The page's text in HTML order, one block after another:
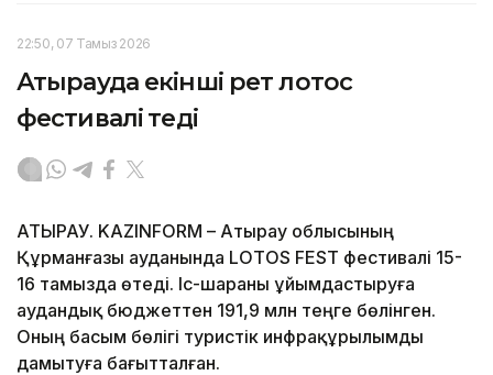
22:50, 07 Тамыз 2026
Атырауда екінші рет лотос
фестивалі өтеді
АТЫРАУ. KAZINFORM – Атырау облысының
Құрманғазы ауданында LOTOS FEST фестивалі 15-
16 тамызда өтеді. Іс-шараны ұйымдастыруға
аудандық бюджеттен 191,9 млн теңге бөлінген.
Оның басым бөлігі туристік инфрақұрылымды
дамытуға бағытталған.